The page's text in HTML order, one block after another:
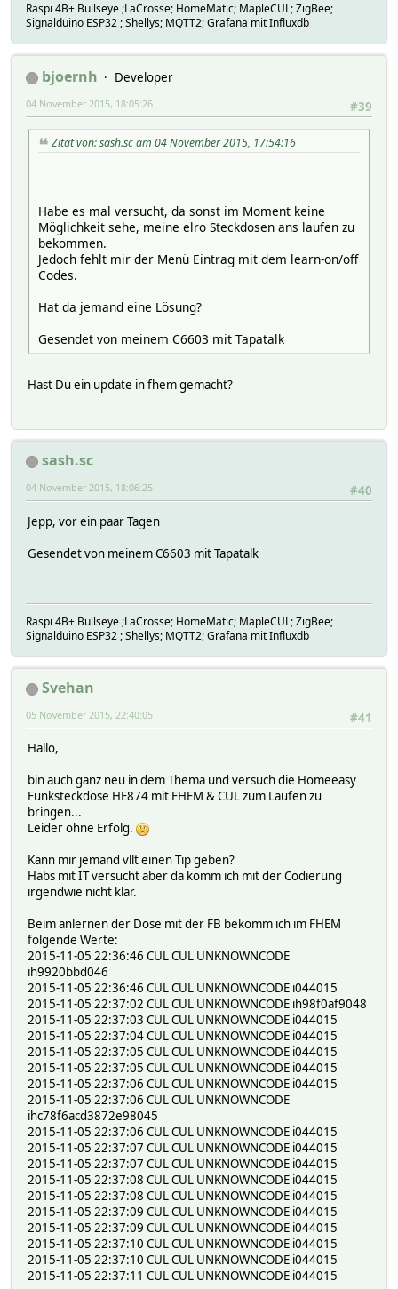
pulselen: 298
Raw code:
--[RESULTS]--
time: Sat Oct 24 19:23:35 2015
hardware: 433gpio
pulse: 5
Raw code:
0 2871 0 319 0 1595 0 319 0 1595 0 319 0 1595 0 319 0
--[RESULTS]--
time: Sat Oct 24 19:23:35 2015
pulse: 5
rawlen: 117
pulselen: 298
0 1490 0 1490 0 298 0 298 0 298 0 1490 298 1490 298
time: Sat Oct 24 19:23:35 2015
pulse: 5
pulselen: 316
Raw code:
--[RESULTS]--
hardware: 433gpio
pulse: 5
rawlen: 116
pulselen: 268
Raw code:
--[RESULTS]--
time: Sat Oct 24 19:23:36 2015
pulse: 3
rawlen: 50
pulselen: 299
299 897 897 299 299 1196 897 299 299 897 897 299 299
--[RESULTS]--
hardware: 433gpio
pulse: 3
rawlen: 50
pulselen: 299
Raw code:
299 897 897 299 299 897 897 299 299 897 897 299 299 897
--[RESULTS]--
time: Sat Oct 24 19:23:36 2015
hardware: 433gpio
pulse: 5
rawlen: 132
pulselen: 319
Raw code:
0 2871 0 319 0 1595 0 319 0 1595 0 319 0 1595 0 319 0
--[RESULTS]--
time: Sat Oct 24 19:23:37 2015
hardware: 433gpio
pulse: 3
rawlen: 58
Raspi 4B+ Bullseye ;LaCrosse; HomeMatic; MapleCUL; ZigBee;
Signalduino ESP32 ; Shellys; MQTT2; Grafana mit Influxdb
bjoernh
Developer
#39
04 November 2015, 18:05:26
Zitat von: sash.sc am 04 November 2015, 17:54:16
Habe es mal versucht, da sonst im Moment keine
Möglichkeit sehe, meine elro Steckdosen ans laufen zu
bekommen.
Jedoch fehlt mir der Menü Eintrag mit dem learn-on/off
Codes.
Hat da jemand eine Lösung?
Gesendet von meinem C6603 mit Tapatalk
Hast Du ein update in fhem gemacht?
sash.sc
#40
04 November 2015, 18:06:25
Jepp, vor ein paar Tagen
Gesendet von meinem C6603 mit Tapatalk
Raspi 4B+ Bullseye ;LaCrosse; HomeMatic; MapleCUL; ZigBee;
Signalduino ESP32 ; Shellys; MQTT2; Grafana mit Influxdb
Svehan
#41
05 November 2015, 22:40:05
Hallo,
bin auch ganz neu in dem Thema und versuch die Homeeasy
Funksteckdose HE874 mit FHEM & CUL zum Laufen zu
bringen...
Leider ohne Erfolg.
Kann mir jemand vllt einen Tip geben?
Habs mit IT versucht aber da komm ich mit der Codierung
irgendwie nicht klar.
Beim anlernen der Dose mit der FB bekomm ich im FHEM
folgende Werte:
2015-11-05 22:36:46 CUL CUL UNKNOWNCODE
ih9920bbd046
2015-11-05 22:36:46 CUL CUL UNKNOWNCODE i044015
2015-11-05 22:37:02 CUL CUL UNKNOWNCODE ih98f0af9048
2015-11-05 22:37:03 CUL CUL UNKNOWNCODE i044015
2015-11-05 22:37:04 CUL CUL UNKNOWNCODE i044015
2015-11-05 22:37:05 CUL CUL UNKNOWNCODE i044015
2015-11-05 22:37:05 CUL CUL UNKNOWNCODE i044015
2015-11-05 22:37:06 CUL CUL UNKNOWNCODE i044015
2015-11-05 22:37:06 CUL CUL UNKNOWNCODE
ihc78f6acd3872e98045
2015-11-05 22:37:06 CUL CUL UNKNOWNCODE i044015
2015-11-05 22:37:07 CUL CUL UNKNOWNCODE i044015
2015-11-05 22:37:07 CUL CUL UNKNOWNCODE i044015
2015-11-05 22:37:08 CUL CUL UNKNOWNCODE i044015
2015-11-05 22:37:08 CUL CUL UNKNOWNCODE i044015
2015-11-05 22:37:09 CUL CUL UNKNOWNCODE i044015
2015-11-05 22:37:09 CUL CUL UNKNOWNCODE i044015
2015-11-05 22:37:10 CUL CUL UNKNOWNCODE i044015
2015-11-05 22:37:10 CUL CUL UNKNOWNCODE i044015
2015-11-05 22:37:11 CUL CUL UNKNOWNCODE i044015